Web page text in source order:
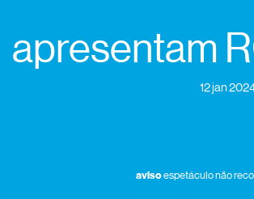
apresentam
12 jan
avisoespetáculo não